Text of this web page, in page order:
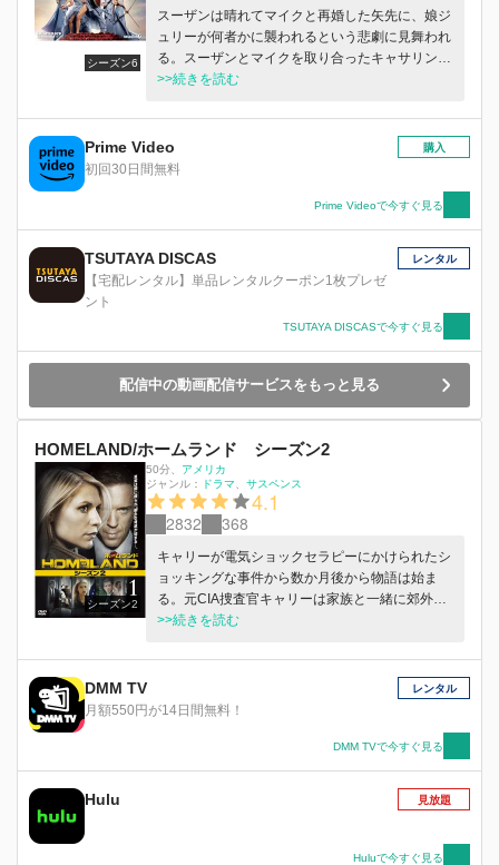
シーズン6
スーザンは晴れてマイクと再婚した矢先に、娘ジ
ュリーが何者かに襲われるという悲劇に見舞われ
る。スーザンとマイクを取り合ったキャサリンが
疑われる中、フェアヴューの町では次々と女性襲
ンジーとニック、息子のダニーにも不審な目が向
けられるように。カルロスの姪で16歳のアナと同
居することになったガブリエルは、アナとダニー
密に迫っていく。一方、5人目の子供を妊娠した
リネットは、昇進のかかった仕事をどうするかで
悩み、密かにオーソンとの離婚計画を進めるブリ
ーには、謎の青年が近づいてくる。 -----------------
---------------------------------- デスパレートな妻た
ち シーズン6 コンパクト BOX 4,762円＋税 発
売元：ウォルト・ディズニー・ジャパン株式会社
(C)2013 ABC Studios. -----------------------------------
----------------
>>続きを読む
Prime Video
初回30日間無料
購入
Prime Videoで今すぐ見る
TSUTAYA DISCAS
【宅配レンタル】単品レンタルクーポン1枚プレゼ
ント
レンタル
TSUTAYA DISCASで今すぐ見る
配信中の動画配信サービスをもっと見る
HOMELAND/ホームランド シーズン2
シーズン2
50分
アメリカ
ジャンル：
ドラマ サスペンス
4.1
2832 368
キャリーが電気ショックセラピーにかけられたシ
ョッキングな事件から数か月後から物語は始ま
る。元CIA捜査官キャリーは家族と一緒に郊外で
穏やかな生活を送っている。一方、連邦議会議員
ルがアメリカの国外体制を危険なくしてもたらす
ことが出来ないことを発見する。 アメリカの現
代社会が抱える闇に鋭く切り込み、スピーディな
>>続きを読む
DMM TV
月額550円が14日間無料！
レンタル
DMM TVで今すぐ見る
Hulu 見放題
Huluで今すぐ見る